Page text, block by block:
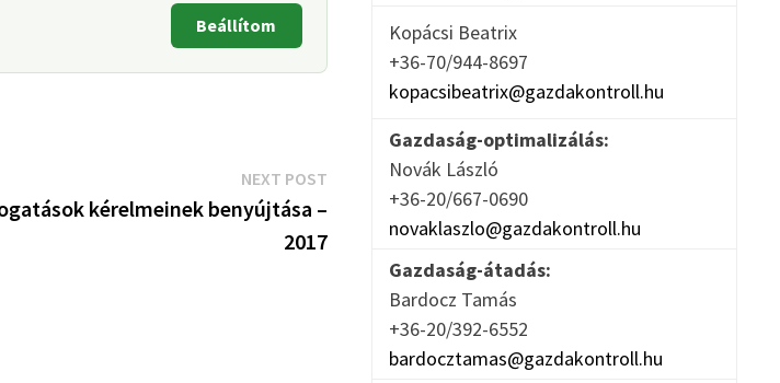
Beállítom
NEXT POSTNext
post:
kérelmeinek benyújtása –
2017
Kopácsi Beatrix
+36-70/944-8697
kopacsibeatrix@gazdakontroll.hu
Gazdaság-optimalizálás:
Novák László
+36-20/667-0690
novaklaszlo@gazdakontroll.hu
Gazdaság-átadás:
Bardocz Tamás
+36-20/392-6552
bardocztamas@gazdakontroll.hu